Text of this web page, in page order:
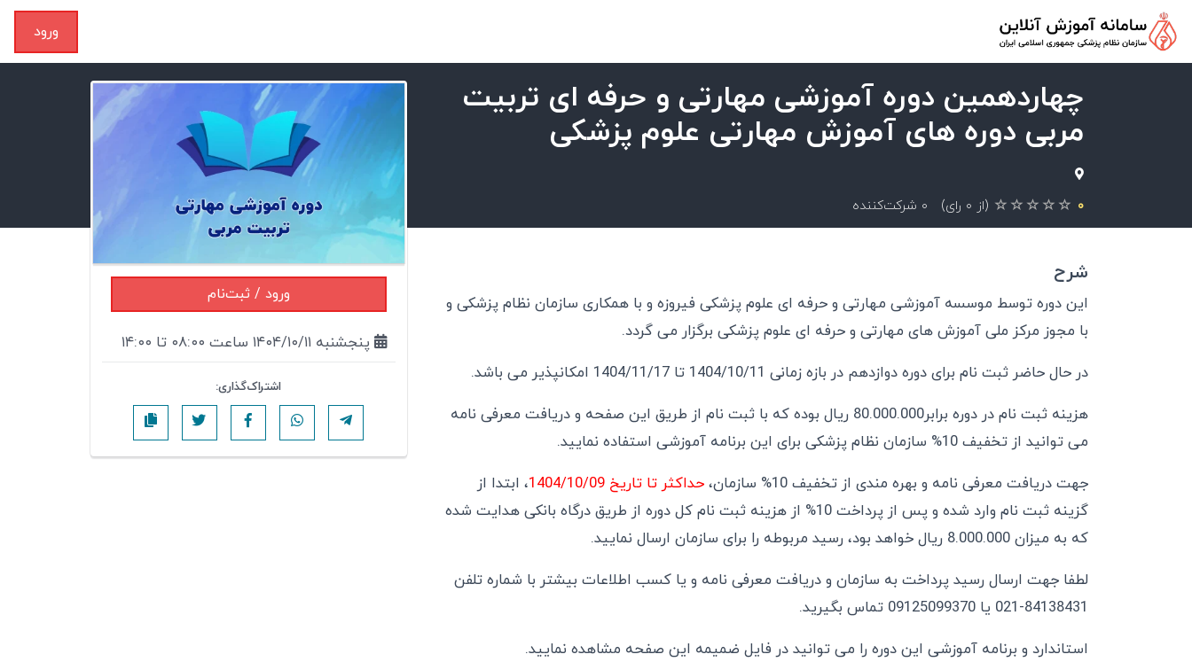
ورود
چهاردهمین دوره آموزشی مهارتی و حرفه ای تربیت
مربی دوره های آموزش مهارتی علوم پزشکی
۰ (از ۰ رای) ۰ شرکت‌کننده
ورود / ثبت‌نام
پنجشنبه ۱۴۰۴/۱۰/۱۱ ساعت ۰۸:۰۰ تا ۱۴:۰۰
اشتراک‌گذاری:
شرح
این دوره توسط موسسه آموزشی مهارتی و حرفه ای علوم پزشکی فیروزه و با همکاری سازمان نظام پزشکی و
با مجوز مرکز ملی آموزش های مهارتی و حرفه ای علوم پزشکی برگزار می گردد.
در حال حاضر ثبت نام برای دوره دوازدهم در بازه زمانی 1404/10/11 تا 1404/11/17 امکانپذیر می باشد.
هزینه ثبت نام در دوره برابر80.000.000 ریال بوده که با ثبت نام از طریق این صفحه و دریافت معرفی نامه
می توانید از تخفیف 10% سازمان نظام پزشکی برای این برنامه آموزشی استفاده نمایید.
جهت دریافت معرفی نامه و بهره مندی از تخفیف 10% سازمان،
حداکثر تا تاریخ 1404/10/09
، ابتدا از
گزینه ثبت نام وارد شده و پس از پرداخت 10% از هزینه ثبت نام کل دوره از طریق درگاه بانکی هدایت شده
که به میزان 8.000.000 ریال خواهد بود، رسید مربوطه را برای سازمان ارسال نمایید.
لطفا جهت ارسال رسید پرداخت به سازمان و دریافت معرفی نامه و یا کسب اطلاعات بیشتر با شماره تلفن
84138431-021 یا 09125099370 تماس بگیرید.
استاندارد و برنامه آموزشی این دوره را می توانید در فایل ضمیمه این صفحه مشاهده نمایید.